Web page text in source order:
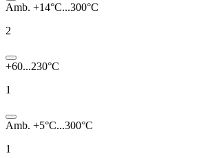
Amb. +14°C...300°C
2
+60...230°C
1
Amb. +5°C...300°C
1